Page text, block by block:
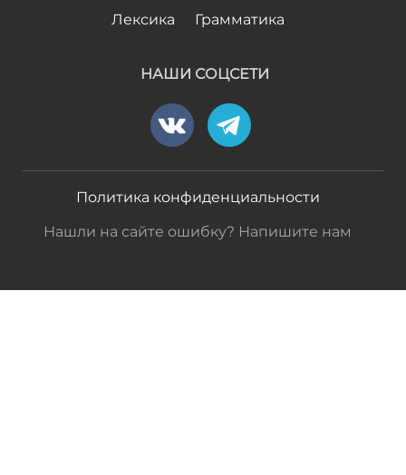
Лексика Грамматика
НАШИ СОЦСЕТИ
Политика конфиденциальности
Нашли на сайте ошибку? Напишите нам